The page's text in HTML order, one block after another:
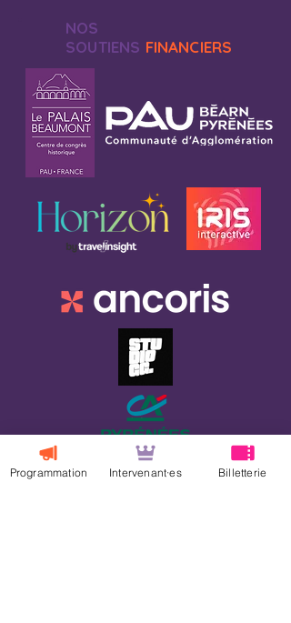
NOS
SOUTIENS FINANCIERS
Programmation Intervenant·es Billetterie